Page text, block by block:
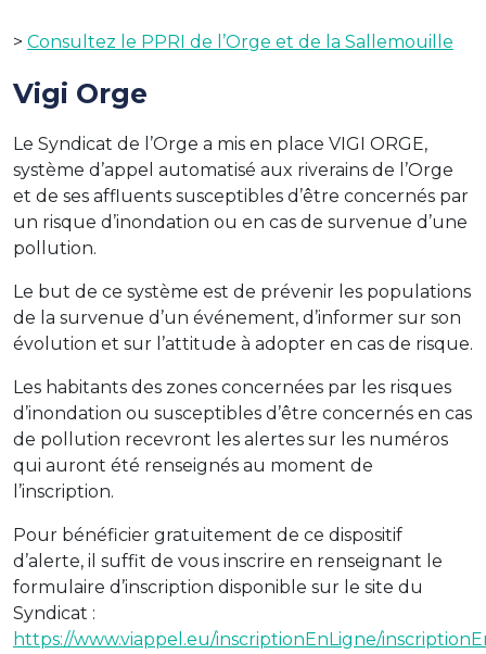
> Consultez le PPRI de l’Orge et de la Sallemouille
Vigi Orge
Le Syndicat de l’Orge a mis en place VIGI ORGE,
système d’appel automatisé aux riverains de l’Orge
et de ses affluents susceptibles d’être concernés par
un risque d’inondation ou en cas de survenue d’une
pollution.
Le but de ce système est de prévenir les populations
de la survenue d’un événement, d’informer sur son
évolution et sur l’attitude à adopter en cas de risque.
Les habitants des zones concernées par les risques
d’inondation ou susceptibles d’être concernés en cas
de pollution recevront les alertes sur les numéros
qui auront été renseignés au moment de
l’inscription.
Pour bénéficier gratuitement de ce dispositif
d’alerte, il suffit de vous inscrire en renseignant le
formulaire d’inscription disponible sur le site du
Syndicat :
https://www.viappel.eu/inscriptionEnLigne/